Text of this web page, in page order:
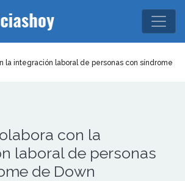
la integración laboral de personas con síndrome
con la
laboral de personas
de Down